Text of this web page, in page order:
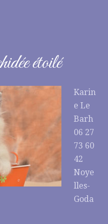
étoilé
Karin
e Le
Barh
06 27
73 60
42
Noye
lles-
Goda